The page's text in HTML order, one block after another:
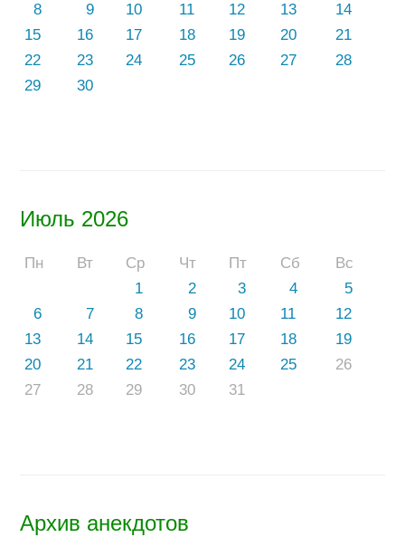
8
9 10 11 12 13
14
15
16 17 18 19 20
21
22
23 24 25 26 27
28
29
30
Июль 2026
Пн Вт Ср Чт Пт Сб
Вс
1
2 3 4
5
6
7 8 9 10 11
12
13
14 15 16 17 18
19
20
21 22 23 24 25
26
27
28 29 30 31
Архив анекдотов